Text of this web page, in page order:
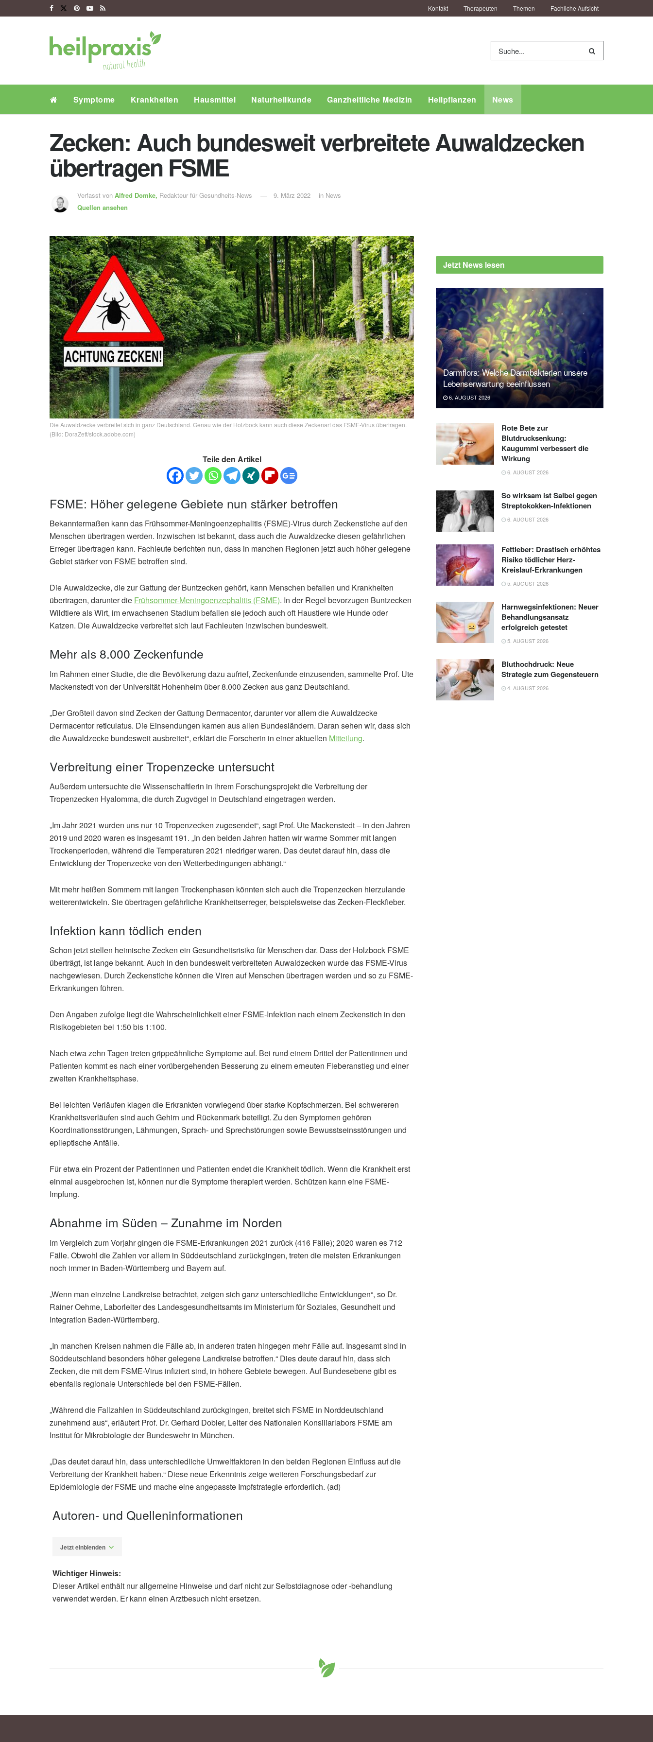
Kontakt Therapeuten Themen Fachliche Aufsicht
Symptome Krankheiten Hausmittel Naturheilkunde Ganzheitliche Medizin Heilpflanzen News
Zecken: Auch bundesweit verbreitete Auwaldzecken
übertragen FSME
Verfasst von Alfred Domke, Redakteur für Gesundheits-News
Quellen ansehen
9. März 2022 in News
Die Auwaldzecke verbreitet sich in ganz Deutschland. Genau wie der Holzbock kann auch diese Zeckenart das FSME-Virus übertragen.
(Bild: DoraZett/stock.adobe.com)
Teile den Artikel
FSME: Höher gelegene Gebiete nun stärker betroffen
Bekanntermaßen kann das Frühsommer-Meningoenzephalitis (FSME)-Virus durch Zeckenstiche auf den
Menschen übertragen werden. Inzwischen ist bekannt, dass auch die Auwaldzecke diesen gefährlichen
Erreger übertragen kann. Fachleute berichten nun, dass in manchen Regionen jetzt auch höher gelegene
Gebiet stärker von FSME betroffen sind.
Die Auwaldzecke, die zur Gattung der Buntzecken gehört, kann Menschen befallen und Krankheiten
übertragen, darunter die Frühsommer-Meningoenzephalitis (FSME). In der Regel bevorzugen Buntzecken
Wildtiere als Wirt, im erwachsenen Stadium befallen sie jedoch auch oft Haustiere wie Hunde oder
Katzen. Die Auwaldzecke verbreitet sich laut Fachleuten inzwischen bundesweit.
Mehr als 8.000 Zeckenfunde
Im Rahmen einer Studie, die die Bevölkerung dazu aufrief, Zeckenfunde einzusenden, sammelte Prof. Ute
Mackenstedt von der Universität Hohenheim über 8.000 Zecken aus ganz Deutschland.
„Der Großteil davon sind Zecken der Gattung Dermacentor, darunter vor allem die Auwaldzecke
Dermacentor reticulatus. Die Einsendungen kamen aus allen Bundesländern. Daran sehen wir, dass sich
die Auwaldzecke bundesweit ausbreitet“, erklärt die Forscherin in einer aktuellen Mitteilung.
Verbreitung einer Tropenzecke untersucht
Außerdem untersuchte die Wissenschaftlerin in ihrem Forschungsprojekt die Verbreitung der
Tropenzecken Hyalomma, die durch Zugvögel in Deutschland eingetragen werden.
„Im Jahr 2021 wurden uns nur 10 Tropenzecken zugesendet“, sagt Prof. Ute Mackenstedt – in den Jahren
2019 und 2020 waren es insgesamt 191. „In den beiden Jahren hatten wir warme Sommer mit langen
Trockenperioden, während die Temperaturen 2021 niedriger waren. Das deutet darauf hin, dass die
Entwicklung der Tropenzecke von den Wetterbedingungen abhängt.“
Mit mehr heißen Sommern mit langen Trockenphasen könnten sich auch die Tropenzecken hierzulande
weiterentwickeln. Sie übertragen gefährliche Krankheitserreger, beispielsweise das Zecken-Fleckfieber.
Infektion kann tödlich enden
Schon jetzt stellen heimische Zecken ein Gesundheitsrisiko für Menschen dar. Dass der Holzbock FSME
überträgt, ist lange bekannt. Auch in den bundesweit verbreiteten Auwaldzecken wurde das FSME-Virus
nachgewiesen. Durch Zeckenstiche können die Viren auf Menschen übertragen werden und so zu FSME-
Erkrankungen führen.
Den Angaben zufolge liegt die Wahrscheinlichkeit einer FSME-Infektion nach einem Zeckenstich in den
Risikogebieten bei 1:50 bis 1:100.
Nach etwa zehn Tagen treten grippeähnliche Symptome auf. Bei rund einem Drittel der Patientinnen und
Patienten kommt es nach einer vorübergehenden Besserung zu einem erneuten Fieberanstieg und einer
zweiten Krankheitsphase.
Bei leichten Verläufen klagen die Erkrankten vorwiegend über starke Kopfschmerzen. Bei schwereren
Krankheitsverläufen sind auch Gehirn und Rückenmark beteiligt. Zu den Symptomen gehören
Koordinationsstörungen, Lähmungen, Sprach- und Sprechstörungen sowie Bewusstseinsstörungen und
epileptische Anfälle.
Für etwa ein Prozent der Patientinnen und Patienten endet die Krankheit tödlich. Wenn die Krankheit erst
einmal ausgebrochen ist, können nur die Symptome therapiert werden. Schützen kann eine FSME-
Impfung.
Abnahme im Süden – Zunahme im Norden
Im Vergleich zum Vorjahr gingen die FSME-Erkrankungen 2021 zurück (416 Fälle); 2020 waren es 712
Fälle. Obwohl die Zahlen vor allem in Süddeutschland zurückgingen, treten die meisten Erkrankungen
noch immer in Baden-Württemberg und Bayern auf.
„Wenn man einzelne Landkreise betrachtet, zeigen sich ganz unterschiedliche Entwicklungen“, so Dr.
Rainer Oehme, Laborleiter des Landesgesundheitsamts im Ministerium für Soziales, Gesundheit und
Integration Baden-Württemberg.
„In manchen Kreisen nahmen die Fälle ab, in anderen traten hingegen mehr Fälle auf. Insgesamt sind in
Süddeutschland besonders höher gelegene Landkreise betroffen.“ Dies deute darauf hin, dass sich
Zecken, die mit dem FSME-Virus infiziert sind, in höhere Gebiete bewegen. Auf Bundesebene gibt es
ebenfalls regionale Unterschiede bei den FSME-Fällen.
„Während die Fallzahlen in Süddeutschland zurückgingen, breitet sich FSME in Norddeutschland
zunehmend aus“, erläutert Prof. Dr. Gerhard Dobler, Leiter des Nationalen Konsiliarlabors FSME am
Institut für Mikrobiologie der Bundeswehr in München.
„Das deutet darauf hin, dass unterschiedliche Umweltfaktoren in den beiden Regionen Einfluss auf die
Verbreitung der Krankheit haben.“ Diese neue Erkenntnis zeige weiteren Forschungsbedarf zur
Epidemiologie der FSME und mache eine angepasste Impfstrategie erforderlich. (ad)
Autoren- und Quelleninformationen
Jetzt einblenden
Alfred Domke
Wichtiger Hinweis:
Dieser Artikel enthält nur allgemeine Hinweise und darf nicht zur Selbstdiagnose oder -behandlung
verwendet werden. Er kann einen Arztbesuch nicht ersetzen.
Jetzt News lesen
Darmflora: Welche Darmbakterien unsere
Lebenserwartung beeinflussen
6. AUGUST 2026
Rote Bete zur
Blutdrucksenkung:
Kaugummi verbessert die
Wirkung
6. AUGUST 2026
So wirksam ist Salbei gegen
Streptokokken-Infektionen
6. AUGUST 2026
Fettleber: Drastisch erhöhtes
Risiko tödlicher Herz-
Kreislauf-Erkrankungen
5. AUGUST 2026
Harnwegsinfektionen: Neuer
Behandlungsansatz
erfolgreich getestet
5. AUGUST 2026
Bluthochdruck: Neue
Strategie zum Gegensteuern
4. AUGUST 2026